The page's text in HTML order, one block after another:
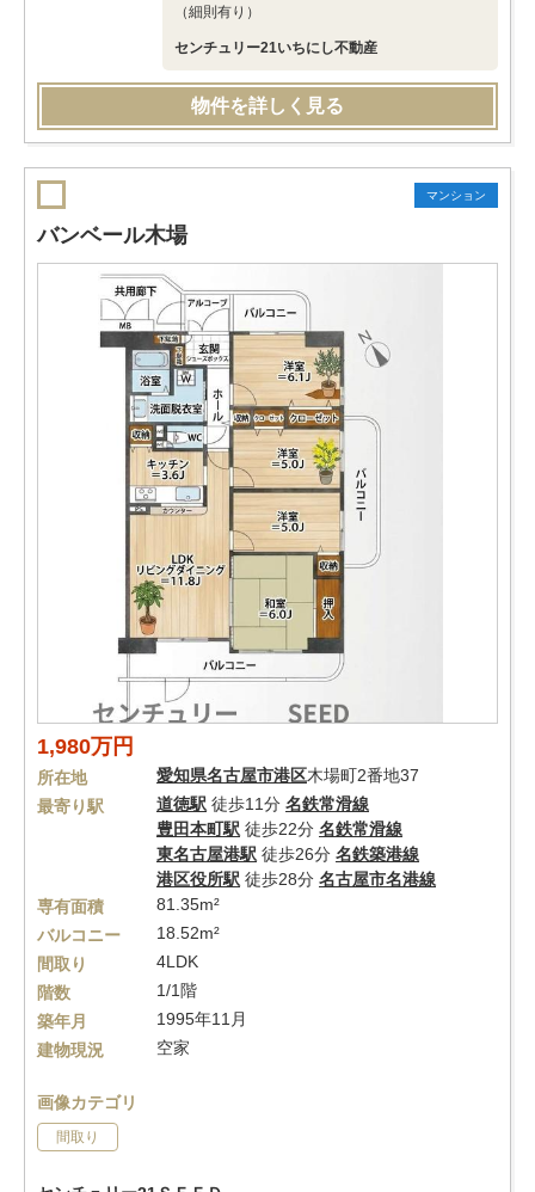
（細則有り）
センチュリー21いちにし不動産
物件を詳しく見る
マンション
バンベール木場
1,980万円
所在地 愛知県名古屋市港区木場町2番地37
最寄り駅
道徳駅 徒歩11分 名鉄常滑線
豊田本町駅 徒歩22分 名鉄常滑線
東名古屋港駅 徒歩26分 名鉄築港線
港区役所駅 徒歩28分 名古屋市名港線
専有面積
81.35m²
バルコニー
18.52m²
間取り
4LDK
階数
1/1階
築年月
1995年11月
建物現況
空家
画像カテゴリ
間取り